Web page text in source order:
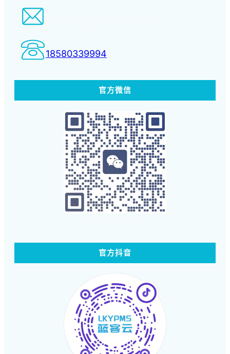
18580339994
官方微信
官方抖音